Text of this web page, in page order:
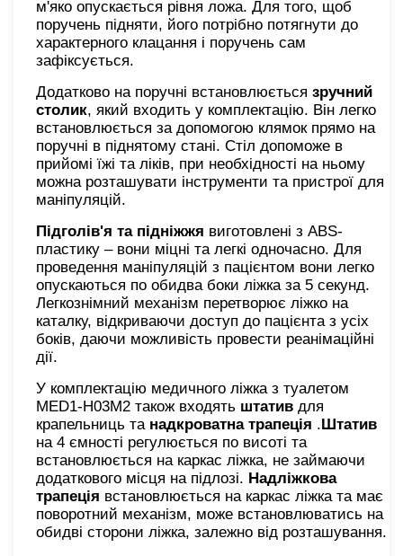
м'яко опускається рівня ложа. Для того, щоб
поручень підняти, його потрібно потягнути до
характерного клацання і поручень сам
зафіксується.
Додатково на поручні встановлюється зручний
столик, який входить у комплектацію. Він легко
встановлюється за допомогою клямок прямо на
поручні в піднятому стані. Стіл допоможе в
прийомі їжі та ліків, при необхідності на ньому
можна розташувати інструменти та пристрої для
маніпуляцій.
Підголів'я та підніжжя виготовлені з ABS-
пластику – вони міцні та легкі одночасно. Для
проведення маніпуляцій з пацієнтом вони легко
опускаються по обидва боки ліжка за 5 секунд.
Легкознімний механізм перетворює ліжко на
каталку, відкриваючи доступ до пацієнта з усіх
боків, даючи можливість провести реанімаційні
дії.
У комплектацію медичного ліжка з туалетом
MED1-H03M2 також входять штатив для
крапельниць та надкроватна трапеція .Штатив
на 4 ємності регулюється по висоті та
встановлюється на каркас ліжка, не займаючи
додаткового місця на підлозі. Надліжкова
трапеція встановлюється на каркас ліжка та має
поворотний механізм, може встановлюватись на
обидві сторони ліжка, залежно від розташування.